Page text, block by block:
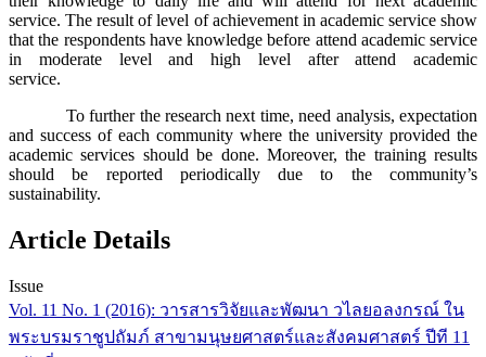
service. The result of level of achievement in academic service show
that the respondents have knowledge before attend academic service
in moderate level and high level after attend academic
service.
To further the research next time, need analysis, expectation
and success of each community where the university provided the
academic services should be done. Moreover, the training results
should be reported periodically due to the community’s
sustainability.
Article Details
Issue
Vol. 11 No. 1 (2016): วารสารวิจัยและพัฒนา วไลยอลงกรณ์ ใน
พระบรมราชูปถัมภ์ สาขามนุษยศาสตร์และสังคมศาสตร์ ปีที 11